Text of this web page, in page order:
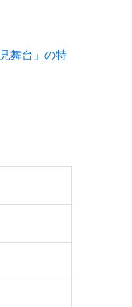
舞台」の特